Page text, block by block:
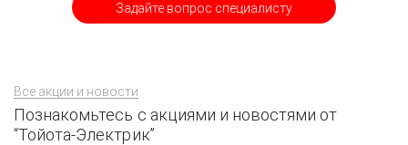
Задайте вопрос специалисту
Все акции и новости
Познакомьтесь с акциями и новостями от
“Тойота-Электрик”